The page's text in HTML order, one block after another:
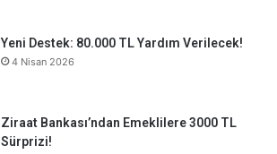
Yeni Destek: 80.000 TL Yardım Verilecek!
4 Nisan 2026
Ziraat Bankası’ndan Emeklilere 3000 TL
Sürprizi!